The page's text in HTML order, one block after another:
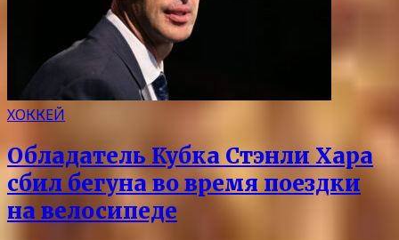
ХОККЕЙ
Обладатель Кубка Стэнли Хара
сбил бегуна во время поездки
на велосипеде